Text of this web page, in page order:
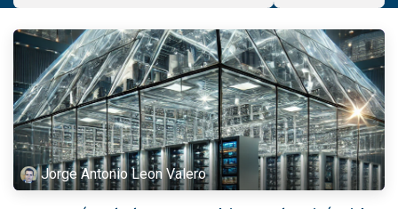
Jorge Antonio Leon Valero